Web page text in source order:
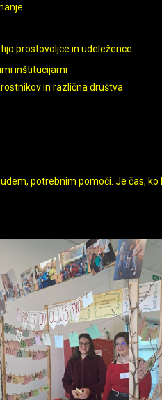
prostovoljce in udeležence:
inštitucijami
in različna društva
potrebnim pomoči. Je čas,